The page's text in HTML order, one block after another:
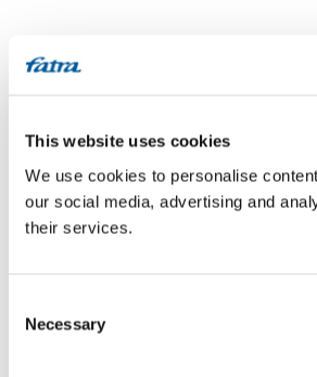
This website uses cookies
We use cookies to personalise
our social media, advertising and
their services.
Selection
Necessary